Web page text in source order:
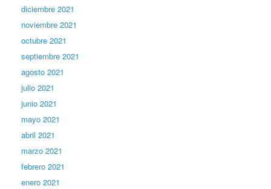
diciembre 2021
noviembre 2021
octubre 2021
septiembre 2021
agosto 2021
julio 2021
junio 2021
mayo 2021
abril 2021
marzo 2021
febrero 2021
enero 2021